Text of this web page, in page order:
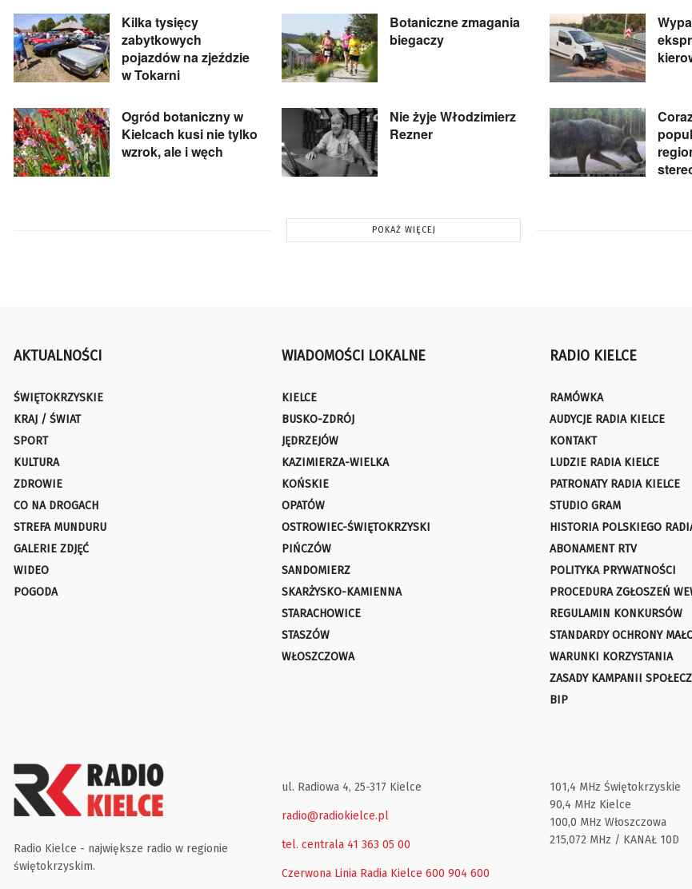
Kilka tysięcy
zabytkowych
pojazdów na zjeździe
w Tokarni
Botaniczne zmagania
biegaczy
Ogród botaniczny w
Kielcach kusi nie tylko
wzrok, ale i węch
Nie żyje Włodzimierz
Rezner
POKAŻ WIĘCEJ
AKTUALNOŚCI
ŚWIĘTOKRZYSKIE
KRAJ / ŚWIAT
SPORT
KULTURA
ZDROWIE
CO NA DROGACH
STREFA MUNDURU
GALERIE ZDJĘĆ
WIDEO
POGODA
WIADOMOŚCI LOKALNE
KIELCE
BUSKO-ZDRÓJ
JĘDRZEJÓW
KAZIMIERZA-WIELKA
KOŃSKIE
OPATÓW
OSTROWIEC-ŚWIĘTOKRZYSKI
PIŃCZÓW
SANDOMIERZ
SKARŻYSKO-KAMIENNA
STARACHOWICE
STASZÓW
WŁOSZCZOWA
RADIO KIELCE
RAMÓWKA
AUDYCJE RADIA KIELCE
KONTAKT
LUDZIE RADIA KIELCE
PATRONATY RADIA KIELCE
STUDIO GRAM
HISTORIA POLSKIEGO
ABONAMENT RTV
POLITYKA PRYWATNOŚCI
PROCEDURA ZGŁOSZEŃ
REGULAMIN KONKURSÓW
STANDARDY OCHRONY
WARUNKI KORZYSTANIA
ZASADY KAMPANII
BIP
Radio Kielce - największe radio w regionie
świętokrzyskim.
ul. Radiowa 4, 25-317 Kielce
radio@radiokielce.pl
tel. centrala 41 363 05 00
Czerwona Linia Radia Kielce 600 904 600
101,4 MHz Świętokrzyskie
90,4 MHz Kielce
100,0 MHz Włoszczowa
215,072 MHz / KANAŁ 10D